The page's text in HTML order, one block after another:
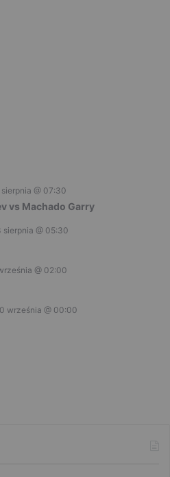
sierpnia @ 07:30
vs Machado Garry
sierpnia @ 05:30
@ 02:00
września @ 00:00